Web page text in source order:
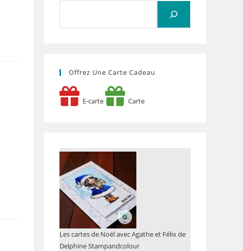
Offrez Une Carte Cadeau
E-carte Carte
Les cartes de Noël avec Agathe et Félix de
Delphine Stampandcolour